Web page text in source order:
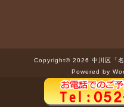
Copyright© 2026 中川区「
Powered by